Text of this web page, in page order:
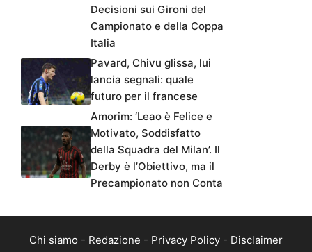
Decisioni sui Gironi del
Campionato e della Coppa
Italia
Pavard, Chivu glissa, lui
lancia segnali: quale
futuro per il francese
Amorim: ‘Leao è Felice e
Motivato, Soddisfatto
della Squadra del Milan’. Il
Derby è l’Obiettivo, ma il
Precampionato non Conta
Chi siamo - Redazione - Privacy Policy - Disclaimer